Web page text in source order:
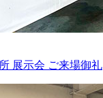
展示会 ご来場御礼